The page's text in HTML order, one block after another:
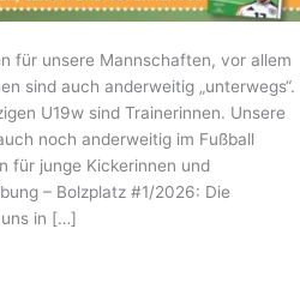
für unsere Mannschaften, vor allem
sind auch anderweitig „unterwegs“.
U19w sind Trainerinnen. Unsere
noch anderweitig im Fußball
für junge Kickerinnen und
– Bolzplatz #1/2026: Die
in […]